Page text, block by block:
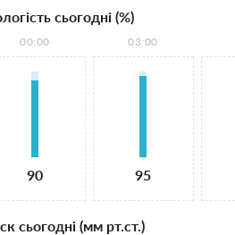
сьогодні (%)
00:00
90
03:00
95
сьогодні (мм рт.ст.)